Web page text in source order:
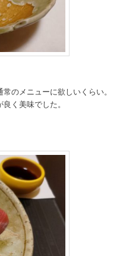
のメニューに欲しいくらい。
く美味でした。